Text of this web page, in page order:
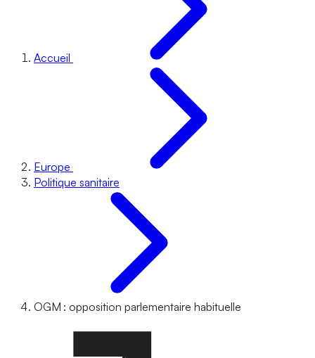
Accueil
Europe
Politique sanitaire
OGM : opposition parlementaire habituelle